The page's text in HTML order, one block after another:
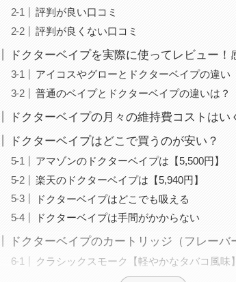
評判が良い口コミ
評判が良くない口コミ
ドクターベイプを実際に使ってレビュー！
アイコスやグローとドクターベイプの違い
普通のベイプとドクターベイプの違いは？
ドクターベイプの月々の維持費コストはい
ドクターベイプはどこで買うのが安い？
アマゾンのドクターベイプは【5,500円】
楽天のドクターベイプは【5,940円】
ドクターベイプはどこでも吸える
ドクターベイプは手間がかからない
ドクターベイプのカートリッジ（フレーバ
クラシックスモーク【軽やかなタバコ風味】